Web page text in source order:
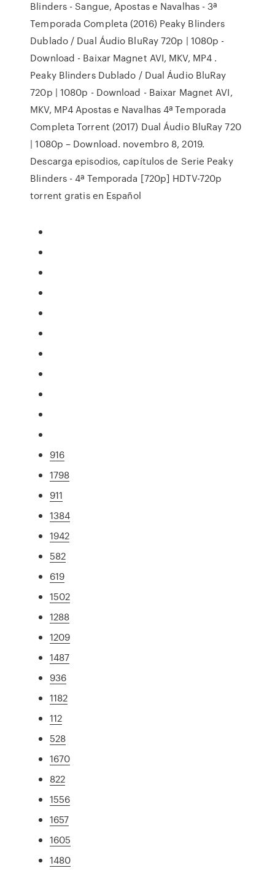
Blinders - Sangue, Apostas e Navalhas - 3ª
Temporada Completa (2016) Peaky Blinders
Dublado / Dual Áudio BluRay 720p | 1080p -
Download - Baixar Magnet AVI, MKV, MP4 .
Peaky Blinders Dublado / Dual Áudio BluRay
720p | 1080p - Download - Baixar Magnet AVI,
MKV, MP4 Apostas e Navalhas 4ª Temporada
Completa Torrent (2017) Dual Áudio BluRay 720
| 1080p – Download. novembro 8, 2019.
Descarga episodios, capítulos de Serie Peaky
Blinders - 4ª Temporada [720p] HDTV-720p
torrent gratis en Español
916
1798
911
1384
1942
582
619
1502
1288
1209
1487
936
1182
112
528
1670
822
1556
1657
1605
1480